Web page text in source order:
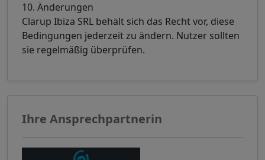
10. Änderungen
Clarup Ibiza SRL behält sich das Recht vor, diese
Bedingungen jederzeit zu ändern. Nutzer sollten
sie regelmäßig überprüfen.
Ihre Ansprechpartnerin